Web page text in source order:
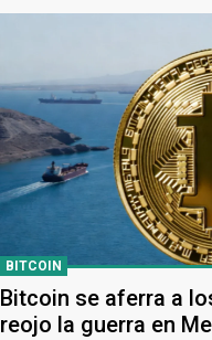
BITCOIN
Bitcoin se aferra a
reojo la guerra en